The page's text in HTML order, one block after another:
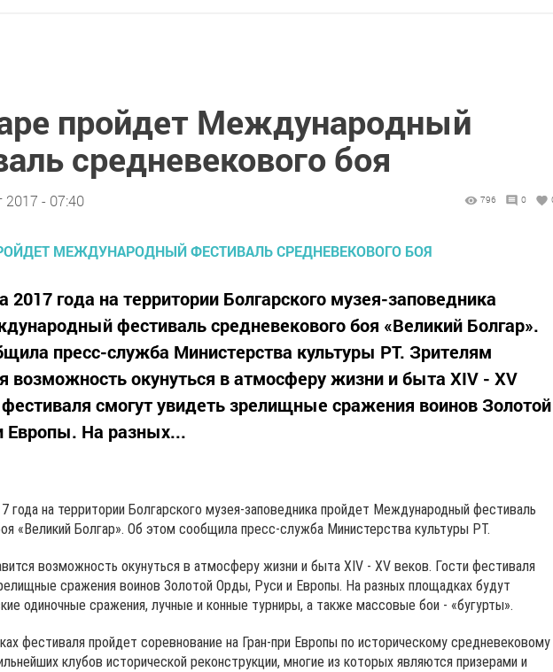
пройдет Международный
средневекового боя
2017 - 07:40 796 0
2017 года на территории Болгарского музея-заповедника
фестиваль средневекового боя «Великий Болгар».
пресс-служба Министерства культуры РТ. Зрителям
возможность окунуться в атмосферу жизни и быта XIV - XV
фестиваля смогут увидеть зрелищные сражения воинов Золотой
Европы. На разных...
года на территории Болгарского музея-заповедника пройдет Международный фестиваль
«Великий Болгар». Об этом сообщила пресс-служба Министерства культуры РТ.
возможность окунуться в атмосферу жизни и быта XIV - XV веков. Гости фестиваля
сражения воинов Золотой Орды, Руси и Европы. На разных площадках будут
одиночные сражения, лучные и конные турниры, а также массовые бои - «бугурты».
фестиваля пройдет соревнование на Гран-при Европы по историческому средневековому
клубов исторической реконструкции, многие из которых являются призерами и